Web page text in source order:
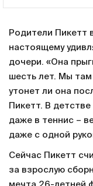
Родители Пикетт
настоящему
дочери. «Она
шесть лет. Мы там
утонет ли она
Пикетт. В
даже в теннис –
даже с одной
Сейчас Пикетт
за взрослую